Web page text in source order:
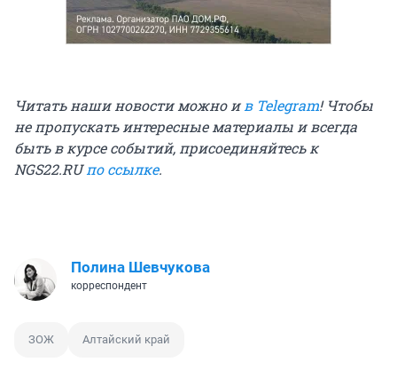
Читать наши новости можно и в Telegram! Чтобы
не пропускать интересные материалы и всегда
быть в курсе событий, присоединяйтесь к
NGS22.RUпо ссылке.
Полина Шевчукова
корреспондент
ЗОЖ Алтайский край